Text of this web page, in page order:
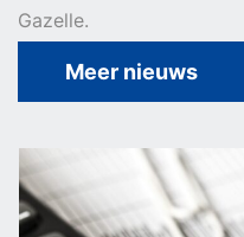
Gazelle.
Meer nieuws